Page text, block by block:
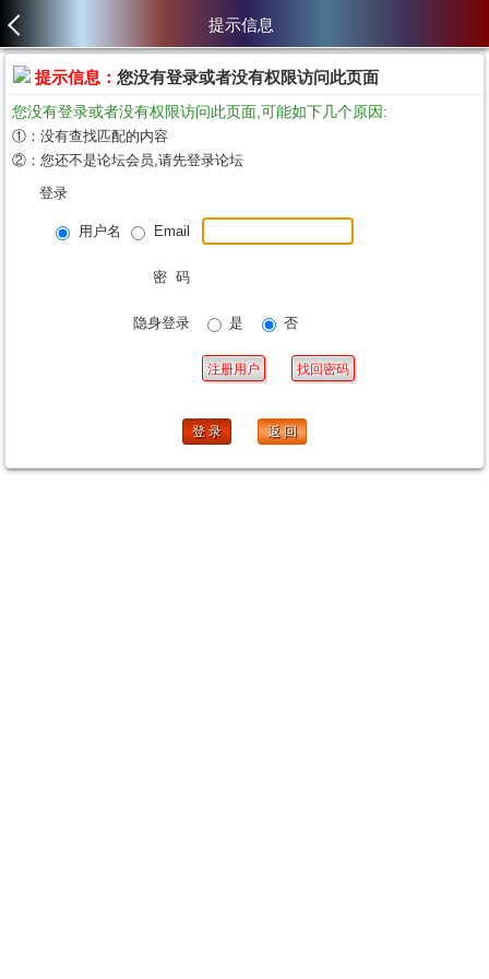
提示信息
提示信息： 您没有登录或者没有权限访问此页面
您没有登录或者没有权限访问此页面,可能如下几个原因:
①：没有查找匹配的内容
②：您还不是论坛会员,请先登录论坛
登录
用户名 Email
密 码
隐身登录 是 否